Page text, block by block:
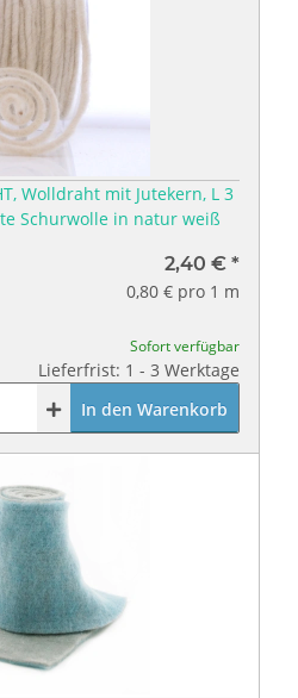
Wolldraht mit Jutekern, L 3
Schurwolle in natur weiß
2,40 € *
0,80 € pro 1 m
Sofort verfügbar
Lieferfrist: 1 - 3 Werktage
In den Warenkorb